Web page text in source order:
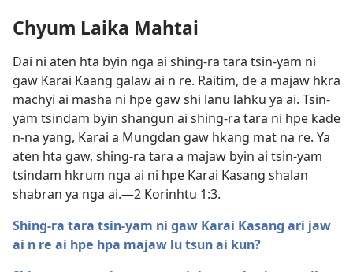
Chyum Laika Mahtai
Dai ni aten hta byin nga ai shing-ra tara tsin-yam ni
gaw Karai Kaang galaw ai n re. Raitim, de a majaw hkra
machyi ai masha ni hpe gaw shi lanu lahku ya ai. Tsin-
yam tsindam byin shangun ai shing-ra tara ni hpe kade
n-na yang, Karai a Mungdan gaw hkang mat na re. Ya
aten hta gaw, shing-ra tara a majaw byin ai tsin-yam
tsindam hkrum nga ai ni hpe Karai Kasang shalan
shabran ya nga ai.​—2 Korinhtu 1:3.
Shing-ra tara tsin-yam ni gaw Karai Kasang ari jaw
ai n re ai hpe hpa majaw lu tsun ai kun?